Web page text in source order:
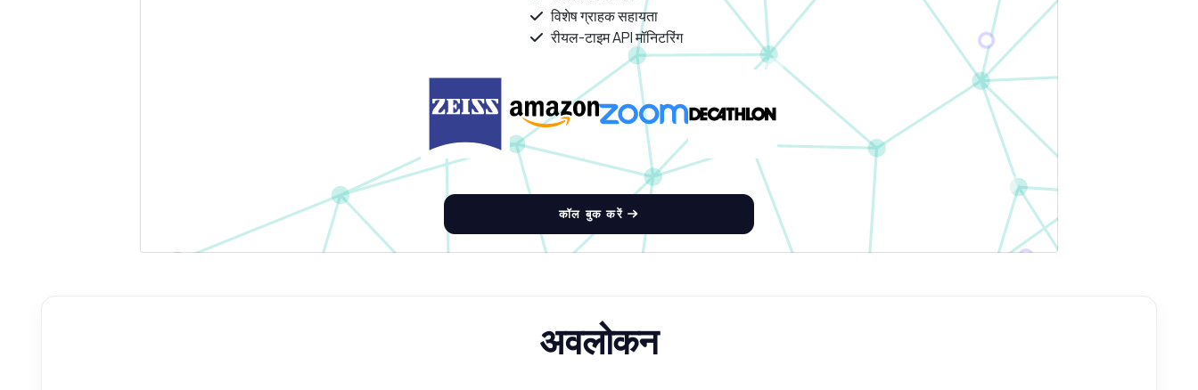
विशेष ग्राहक सहायता
रीयल-टाइम API मॉनिटरिंग
कॉल बुक करें
अवलोकन